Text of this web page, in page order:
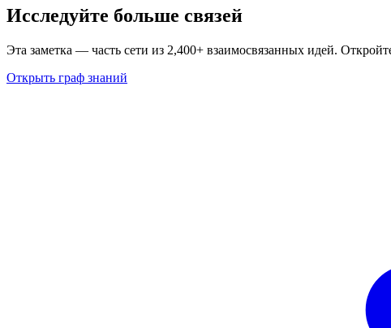
Исследуйте больше связей
Эта заметка — часть сети из 2,400+ взаимосвязанных идей.
Открыть граф знаний